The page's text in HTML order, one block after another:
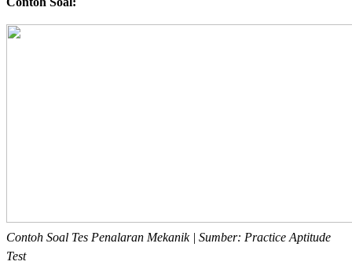
Contoh Soal Tes Penalaran Mekanik | Sumber: Practice Aptitude
Test